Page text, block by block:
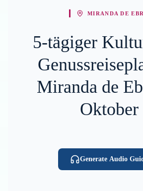
MIRANDA DE
5-tägiger
Miranda de
Oktober
Generate Audio